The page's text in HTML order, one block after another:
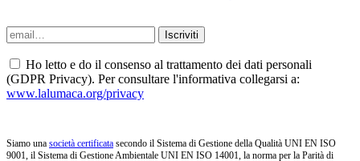
Ho letto e do il consenso al trattamento dei dati personali
(GDPR Privacy). Per consultare l'informativa collegarsi a:
www.lalumaca.org/privacy
Siamo una società certificata secondo il Sistema di Gestione della Qualità UNI EN ISO
9001, il Sistema di Gestione Ambientale UNI EN ISO 14001, la norma per la Parità di